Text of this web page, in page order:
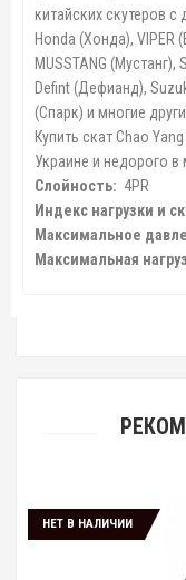
китайских скутеров
Honda (Хонда), VIPER
MUSSTANG
Defint (Дефианд),
(Спарк) и многие
Купить скат Chao
Украине и недорого
Слойность: 4PR
Индекс нагрузки и
Максимальное
Максимальная
НЕТ В НАЛИЧИИ